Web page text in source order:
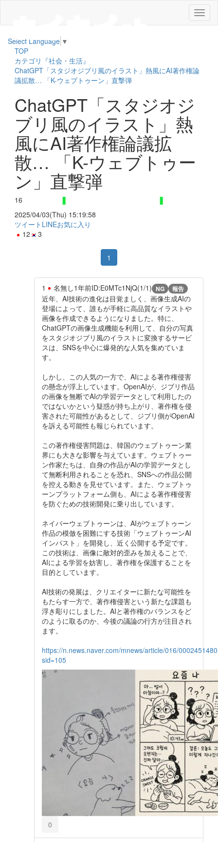
メ
ニ
Select Language ▼
TOP
カテゴリ『社会・生活』
ChatGPT「スタジオジブリ風のイラスト」熱風にAI著作権論
議拡散… 「K-ウェブトゥーン」直撃弾
ChatGPT「スタジオジ
ブリ風のイラスト」熱
風にAI著作権論議拡
散… 「K-ウェブトゥー
ン」直撃弾
16
2025/04/03(Thu) 15:19:58
ツイート LINEお気に入り
12
3
1
1 名無し1年前ID:E0MTc1NjQ(1/1) NG 報告
近年、AI技術の進化は目覚ましく、画像生成AIの
登場によって、誰もが手軽に高品質なイラストや
画像を作成できるようになりました。特に、
ChatGPTの画像生成機能を利用して、自分の写真
をスタジオジブリ風のイラストに変換するサービ
スは、SNSを中心に爆発的な人気を集めていま
す。
しかし、この人気の一方で、AIによる著作権侵害
の懸念が浮上しています。OpenAIが、ジブリ作品
の画像を無断でAIの学習データとして利用したの
ではないかという疑惑が持ち上がり、著作権を侵
害された可能性があるとして、ジブリ側がOpenAI
を訴える可能性も報じられています。
この著作権侵害問題は、韓国のウェブトゥーン業
界にも大きな影響を与えています。ウェブトゥー
ン作家たちは、自身の作品がAIの学習データとし
て無断利用されることを恐れ、SNSへの作品公開
を控える動きを見せています。また、ウェブトゥ
ーンプラットフォーム側も、AIによる著作権侵害
を防ぐための技術開発に乗り出しています。
ネイバーウェブトゥーンは、AIがウェブトゥーン
作品の模倣を困難にする技術「ウェブトゥーンAI
インパスト」を開発し、近く公開する予定です。
この技術は、画像に敵対的歪みを加えることで、
AIによる学習を妨害し、著作権を保護することを
目的としています。
AI技術の発展は、クリエイターに新たな可能性を
もたらす一方で、著作権侵害という新たな課題も
浮き彫りにしました。AIと著作権のバランスをど
のように取るのか、今後の議論の行方が注目され
ます。
https://n.news.naver.com/mnews/article/016/
sid=105
0